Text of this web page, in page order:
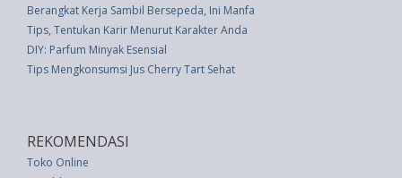
Berangkat Kerja Sambil Bersepeda, Ini Manfaatnya
Tips, Tentukan Karir Menurut Karakter Anda
DIY: Parfum Minyak Esensial
Tips Mengkonsumsi Jus Cherry Tart Sehat
REKOMENDASI
Toko Online